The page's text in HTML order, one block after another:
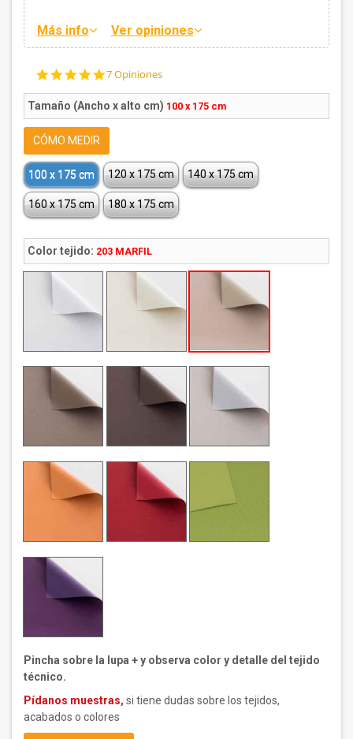
Más info Ver opiniones
4.9
rating
7 Opiniones
Tamaño (Ancho x alto cm) 100 x 175 cm
CÓMO MEDIR
100 x 175 cm 120 x 175 cm 140 x 175 cm
160 x 175 cm 180 x 175 cm
Color tejido: 203 MARFIL
Pincha sobre la lupa + y observa color y detalle del tejido
técnico.
Pídanos muestras, si tiene dudas sobre los tejidos,
acabados o colores